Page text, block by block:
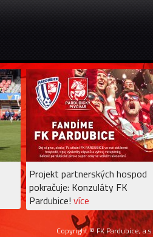
Projekt partnerských hospod
pokračuje: Konzuláty FK
Pardubice! více
Copyright © FK Pardubice, a.s.